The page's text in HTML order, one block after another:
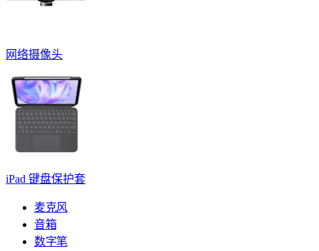
网络摄像头
iPad 键盘保护套
麦克风
音箱
数字笔